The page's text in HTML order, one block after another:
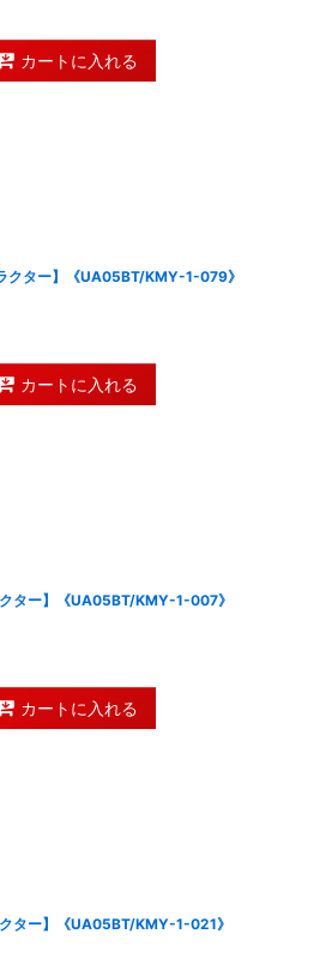
カートに入れる
クター】《UA05BT/KMY-1-079》
カートに入れる
ター】《UA05BT/KMY-1-007》
カートに入れる
ター】《UA05BT/KMY-1-021》